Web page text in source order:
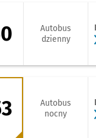
- kierunek
Autobus
dzienny
kierunek
Autobus
nocny